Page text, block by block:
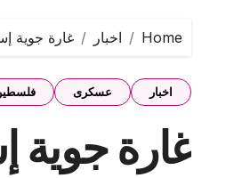
Home اخبار غارة جوية
اخبار عسكرى
غارة جوية